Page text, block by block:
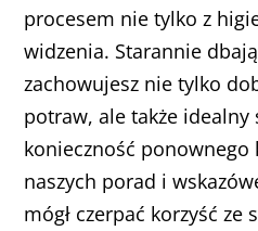
procesem nie tylko z
widzenia. Starannie
zachowujesz nie tylko
potraw, ale także
konieczność ponownego
naszych porad i
mógł czerpać korzyść ze